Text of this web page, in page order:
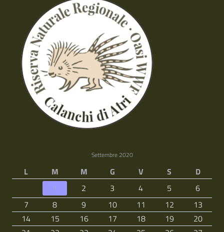
Settembre 2020
L M M G V S
D
1
2 3 4 5
6
7
8 9 10 11 12
13
14
15 16 17 18 19
20